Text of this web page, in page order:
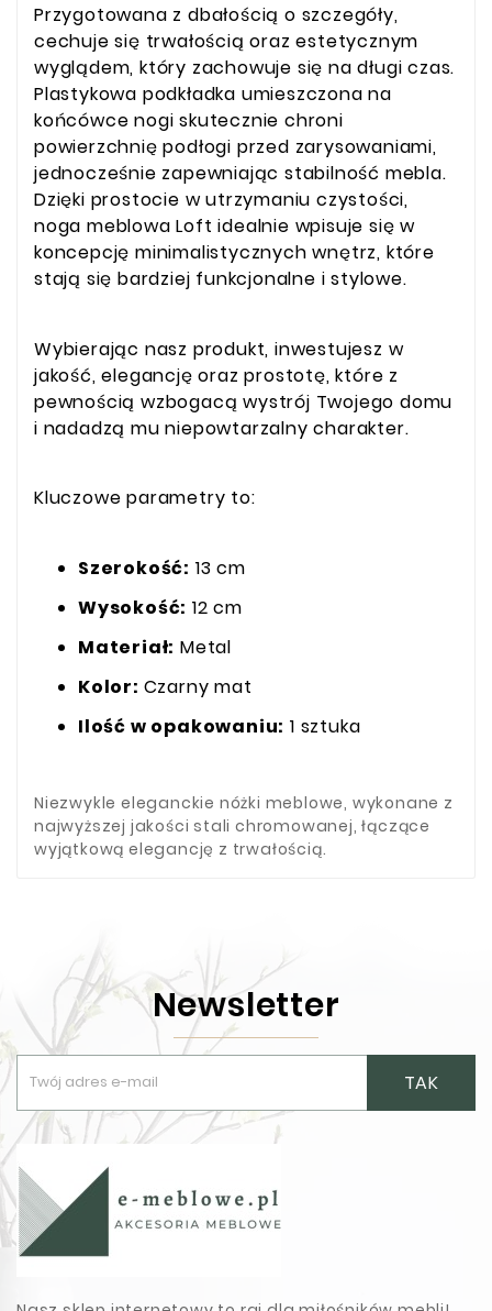
Przygotowana z dbałością o szczegóły,
cechuje się trwałością oraz estetycznym
wyglądem, który zachowuje się na długi czas.
Plastykowa podkładka umieszczona na
końcówce nogi skutecznie chroni
powierzchnię podłogi przed zarysowaniami,
jednocześnie zapewniając stabilność mebla.
Dzięki prostocie w utrzymaniu czystości,
noga meblowa Loft idealnie wpisuje się w
koncepcję minimalistycznych wnętrz, które
stają się bardziej funkcjonalne i stylowe.
Wybierając nasz produkt, inwestujesz w
jakość, elegancję oraz prostotę, które z
pewnością wzbogacą wystrój Twojego domu
i nadadzą mu niepowtarzalny charakter.
Kluczowe parametry to:
Szerokość: 13 cm
Wysokość: 12 cm
Materiał: Metal
Kolor: Czarny mat
Ilość w opakowaniu: 1 sztuka
Niezwykle eleganckie nóżki meblowe, wykonane z
najwyższej jakości stali chromowanej, łączące
wyjątkową elegancję z trwałością.
Newsletter
TAK